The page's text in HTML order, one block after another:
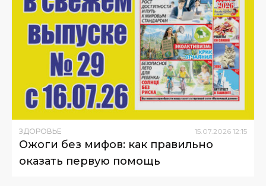
ЗДОРОВЬЕ 15.07.2026 12:15
Ожоги без мифов: как правильно
оказать первую помощь